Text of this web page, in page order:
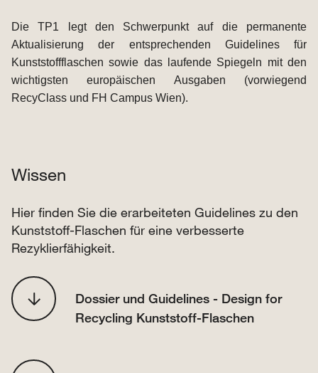
Die TP1 legt den Schwerpunkt auf die permanente
Aktualisierung der entsprechenden Guidelines für
Kunststoffflaschen sowie das laufende Spiegeln mit den
wichtigsten europäischen Ausgaben (vorwiegend
RecyClass und FH Campus Wien).
Wissen
Hier finden Sie die erarbeiteten Guidelines zu den
Kunststoff-Flaschen für eine verbesserte
Rezyklierfähigkeit.
Dossier und Guidelines - Design for
Recycling Kunststoff-Flaschen